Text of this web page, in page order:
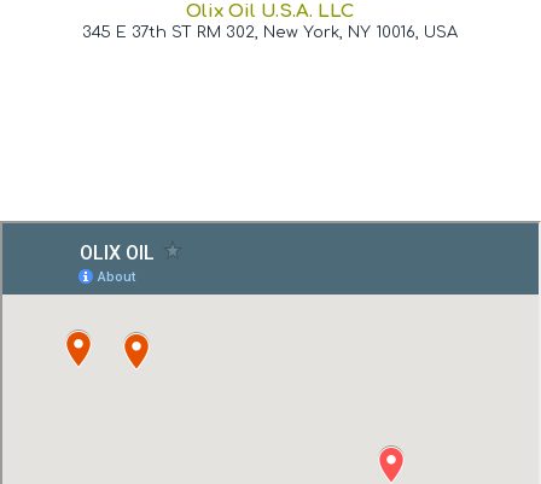
Olix Oil U.S.A. LLC
345 E 37th ST RM 302, New York, NY 10016, USA